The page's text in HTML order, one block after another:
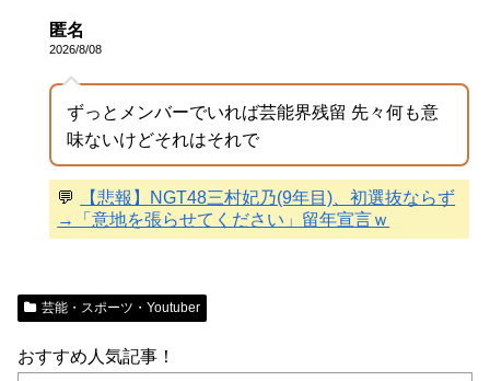
匿名
2026/8/08
ずっとメンバーでいれば芸能界残留 先々何も意
味ないけどそれはそれで
💬
【悲報】NGT48三村妃乃(9年目)、初選抜ならず
→「意地を張らせてください」留年宣言ｗ
芸能・スポーツ・Youtuber
おすすめ人気記事！